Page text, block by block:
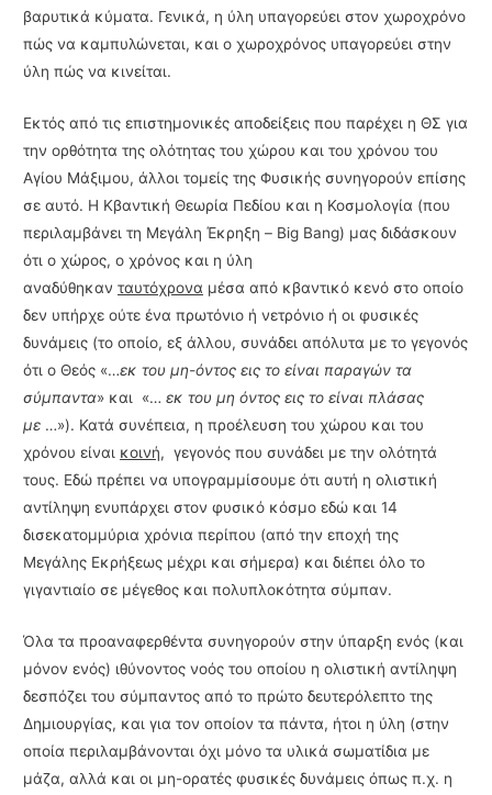
βαρυτικά κύματα. Γενικά, η ύλη υπαγορεύει στον χωροχρόνο
πώς να καμπυ­λώ­νεται, και ο χωροχρόνος υπαγορεύει στην
ύλη πώς να κινείται.
Εκτός από τις επιστημονικές αποδείξεις που παρέχει η ΘΣ για
την ορθότητα της ολότητας του χώρου και του χρόνου του
Αγίου Μάξιμου, άλλοι τομείς της Φυσικής συνηγορούν επί­σης
σε αυτό. Η Κβαντική Θεωρία Πεδίου και η Κοσμολογία (που
περιλαμβάνει τη Μεγάλη Έκρηξη – Big Bang) μας διδάσκουν
ότι ο χώρος, ο χρόνος και η ύλη
αναδύθηκανταυτόχρονα μέσα από κβαντικό κενό στο οποίο
δεν υπήρχε ούτε ένα πρωτόνιο ή νετρόνιο ή οι φυσικές
δυνάμεις (το οποίο, εξ άλλου, συνάδει απόλυτα με το γεγονός
ότι ο Θεός «…εκ του μη-όντος εις το είναι παραγών τα
σύμπαντα» και «…εκ του μη όντος εις το είναι πλάσας
με …»). Κατά συνέπεια, η προέλευση του χώρου και του
χρόνου είναι κοινή, γεγο­νός που συνάδει με την ολότητά
τους. Εδώ πρέπει να υπογραμμίσουμε ότι αυτή η ολιστική
αντίληψη ενυπάρχει στον φυσικό κόσμο εδώ και 14
δισεκατομμύρια χρόνια περίπου (από την εποχή της
Μεγάλης Εκρήξεως μέχρι και σήμερα) και διέπει όλο το
γιγαντιαίο σε μέγε­θος και πολυπλοκότητα σύμπαν.
Όλα τα προαναφερθέντα συνηγορούν στην ύπαρξη ενός (και
μόνον ενός) ιθύνοντος νοός του οποίου η ολιστική αντίληψη
δεσπόζει του σύμπαντος από το πρώτο δευτερόλεπτο της
Δημιουργίας, και για τον οποίον τα πάντα, ήτοι η ύλη (στην
οποία περιλαμβάνονται όχι μόνο τα υλικά σωματίδια με
μάζα, αλλά και οι μη-ορατές φυσικές δυνάμεις όπως π.χ. η